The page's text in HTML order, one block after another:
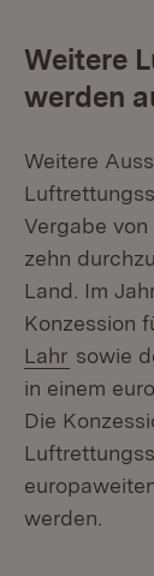
Weitere
werden
Weitere
Vergabe
zehn
Land. Im
Konzession
Lahr sowie
in einem
Die
werden.